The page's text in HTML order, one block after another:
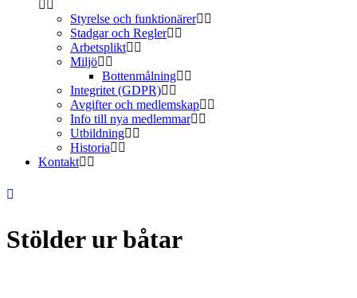
Styrelse och funktionärer
Stadgar och Regler
Arbetsplikt
Miljö
Bottenmålning
Integritet (GDPR)
Avgifter och medlemskap
Info till nya medlemmar
Utbildning
Historia
Kontakt
Stölder ur båtar